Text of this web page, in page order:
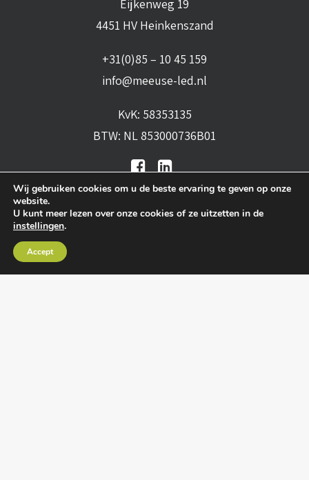
Eijkenweg 19
4451 HV Heinkenszand
+31(0)85 – 10 45 159
info@meeuse-led.nl
KvK: 58353135
BTW: NL 853000736B01
leveringsvoorwaarden
Wij gebruiken cookies om u de beste ervaring te geven op onze
website.
U kunt meer lezen over onze cookies of ze uitzetten in de
instellingen.
Accept